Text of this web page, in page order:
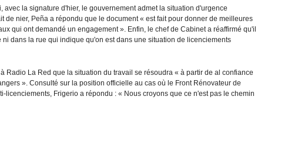
avec la signature d'hier, le gouvernement admet la situation d'urgence
de nier, Peña a répondu que le document « est fait pour donner de meilleures
qui ont demandé un engagement ». Enfin, le chef de Cabinet a réaffirmé qu'il
ni dans la rue qui indique qu'on est dans une situation de licenciements
Radio La Red que la situation du travail se résoudra « à partir de al confiance
». Consulté sur la position officielle au cas où le Front Rénovateur de
licenciements, Frigerio a répondu : « Nous croyons que ce n'est pas le chemin